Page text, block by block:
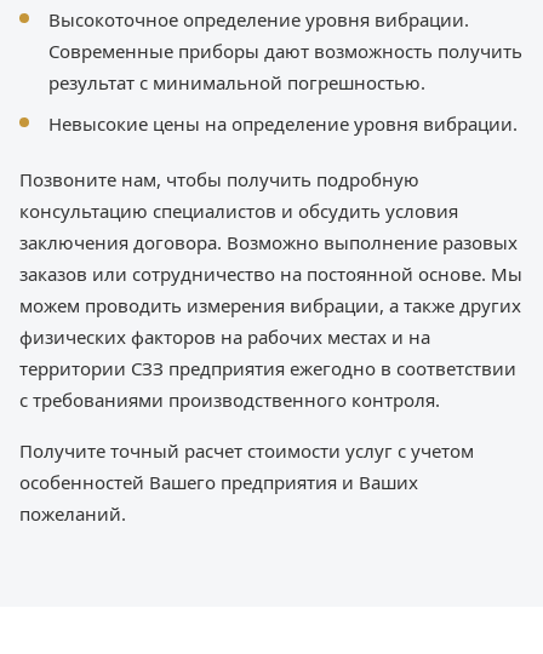
Высокоточное определение уровня вибрации.
Современные приборы дают возможность получить
результат с минимальной погрешностью.
Невысокие цены на определение уровня вибрации.
Позвоните нам, чтобы получить подробную
консультацию специалистов и обсудить условия
заключения договора. Возможно выполнение разовых
заказов или сотрудничество на постоянной основе. Мы
можем проводить измерения вибрации, а также других
физических факторов на рабочих местах и на
территории СЗЗ предприятия ежегодно в соответствии
с требованиями производственного контроля.
Получите точный расчет стоимости услуг с учетом
особенностей Вашего предприятия и Ваших
пожеланий.